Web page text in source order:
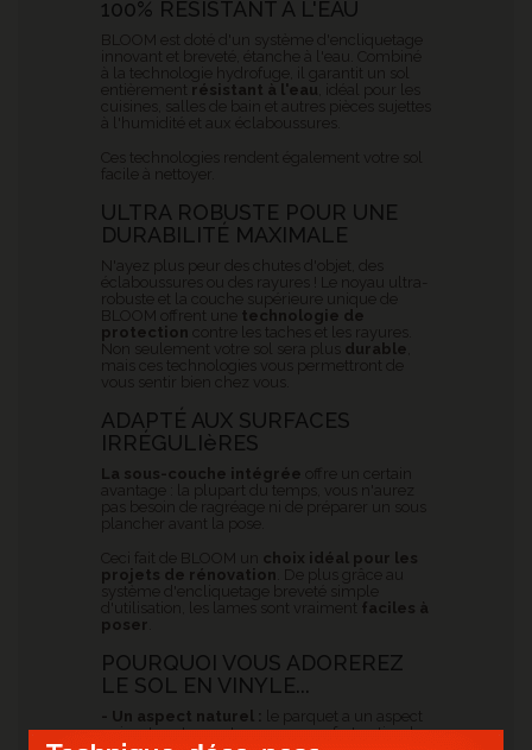
100% RÉSISTANT À L'EAU
BLOOM est doté d'un système d'encliquetage
innovant et breveté, étanche à l'eau. Combiné
à la technologie hydrofuge, il garantit un sol
entièrement résistant à l'eau
cuisines, salles de bain et autres pièces sujettes
à l'humidité et aux éclaboussures.
Ces technologies rendent également votre sol
facile à nettoyer.
ULTRA ROBUSTE POUR UNE
DURABILITÉ MAXIMALE
N'ayez plus peur des chutes d'objet, des
éclaboussures ou des rayures ! Le noyau ultra-
robuste et la couche supérieure unique de
BLOOM offrent une technologie de
protection contre les taches et les rayures.
Non seulement votre sol sera plus durable
mais ces technologies vous permettront de
vous sentir bien chez vous.
ADAPTÉ AUX SURFACES
IRRÉGULIèRES
La sous-couche intégrée offre un certain
avantage : la plupart du temps, vous n'aurez
plancher avant la pose.
Ceci fait de BLOOM un choix idéal pour les
projets de rénovation
système d'encliquetage breveté simple
d'utilisation, les lames sont vraiment faciles à
poser
POURQUOI VOUS ADOREREZ
LE SOL EN VINYLE...
- Un aspect naturel :
le parquet a un aspect
qui reste extra-mate pour un confort optimal.